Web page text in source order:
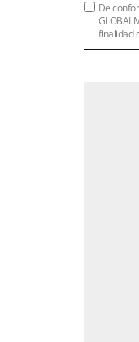
De
finalidad